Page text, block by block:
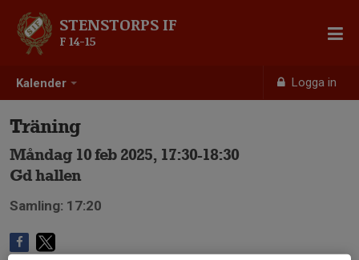
Kalender Logga in
STENSTORPS IF
F 14-15
Träning
Måndag 10 feb 2025, 17:30-18:30
Gd hallen
Samling: 17:20